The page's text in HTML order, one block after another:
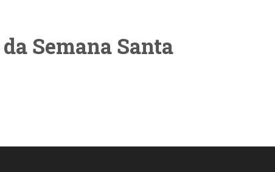
Semana Santa